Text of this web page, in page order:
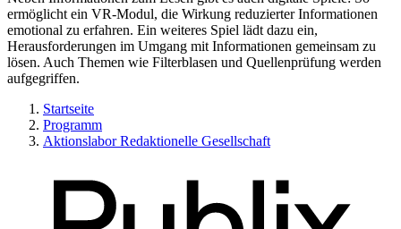
ermöglicht ein VR-Modul, die Wirkung reduzierter Informationen
emotional zu erfahren. Ein weiteres Spiel lädt dazu ein,
Herausforderungen im Umgang mit Informationen gemeinsam zu
lösen. Auch Themen wie Filterblasen und Quellenprüfung werden
aufgegriffen.
Startseite
Programm
Aktionslabor Redaktionelle Gesellschaft